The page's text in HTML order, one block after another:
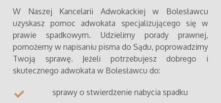
W Naszej Kancelarii Adwokackiej w Bolesławcu
uzyskasz pomoc adwokata specjalizującego się w
prawie spadkowym. Udzielimy porady prawnej,
pomożemy w napisaniu pisma do Sądu, poprowadzimy
Twoją sprawę. Jeżeli potrzebujesz dobrego i
skutecznego adwokata w Bolesławcu do:
sprawy o stwierdzenie nabycia spadku